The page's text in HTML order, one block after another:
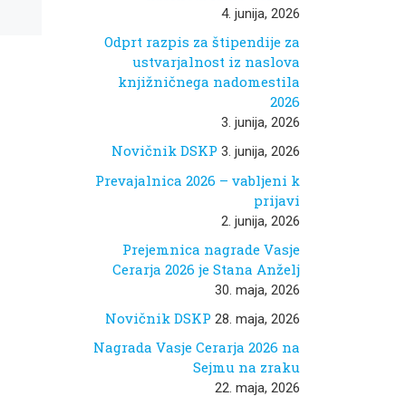
t sveta
4. junija, 2026
Odprt razpis za štipendije za
ustvarjalnost iz naslova
knjižničnega nadomestila
2026
3. junija, 2026
Novičnik DSKP 3. junija, 2026
Prevajalnica 2026 – vabljeni k
prijavi
2. junija, 2026
Prejemnica nagrade Vasje
Cerarja 2026 je Stana Anželj
30. maja, 2026
Novičnik DSKP 28. maja, 2026
Nagrada Vasje Cerarja 2026 na
Sejmu na zraku
22. maja, 2026